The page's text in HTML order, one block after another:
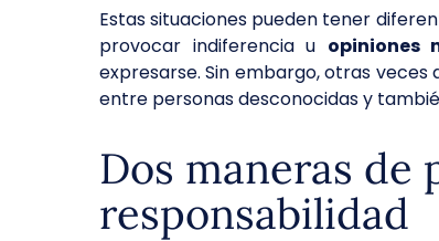
Estas situaciones pueden tener
provocar indiferencia u opiniones
expresarse. Sin embargo, otras veces
entre personas desconocidas y
Dos maneras de
responsabilidad